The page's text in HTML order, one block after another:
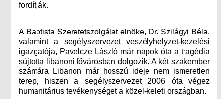
fordítják.
A Baptista Szeretetszolgálat elnöke, Dr. Szilágyi Béla,
valamint a segélyszervezet veszélyhelyzet-kezelési
igazgatója, Pavelcze László már napok óta a tragédia
sújtotta libanoni fővárosban dolgozik. A két szakember
számára Libanon már hosszú ideje nem ismeretlen
terep, hiszen a segélyszervezet 2006 óta végez
humanitárius tevékenységet a közel-keleti országban.